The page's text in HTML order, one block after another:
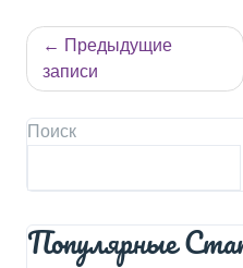
Навигация
по
записям
Предыдущие
записи
Поиск
Популярные